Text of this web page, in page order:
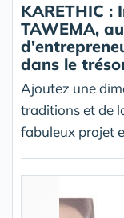
KARETHIC :
TAWEMA,
dans le
Ajoutez une
traditions et de
fabuleux projet